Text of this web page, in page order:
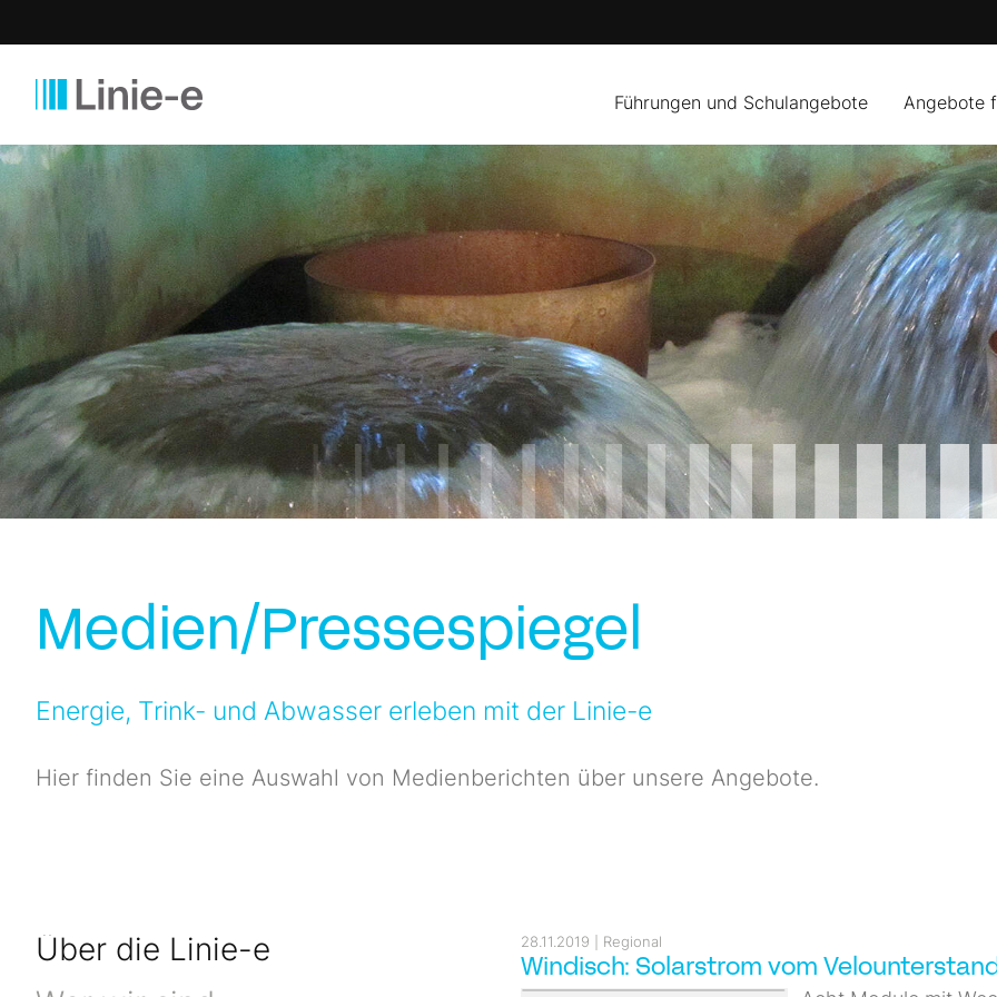
Führungen und Schulangebote Angebote
Medien/Pressespiegel
Energie, Trink- und Abwasser erleben mit der Linie-e
Hier finden Sie eine Auswahl von Medienberichten über unsere Angebote.
Über die Linie-e
28.11.2019 Regional
Windisch: Solarstrom vom